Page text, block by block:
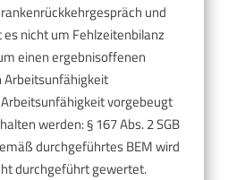
und
nicht um Fehlzeitenbilanz
einen ergebnisoffenen
Arbeitsunfähigkeit
vorgebeugt
werden: § 167 Abs. 2 SGB
durchgeführtes BEM wird
durchgeführt gewertet.